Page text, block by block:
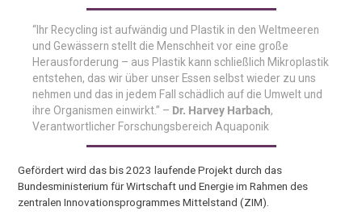
“Ihr Recycling ist aufwändig und Plastik in den Weltmeeren
und Gewässern stellt die Menschheit vor eine große
Herausforderung – aus Plastik kann schließlich Mikroplastik
entstehen, das wir über unser Essen selbst wieder zu uns
nehmen und das in jedem Fall schädlich auf die Umwelt und
ihre Organismen einwirkt.” – Dr. Harvey Harbach,
Verantwortlicher Forschungsbereich Aquaponik
Gefördert wird das bis 2023 laufende Projekt durch das
Bundesministerium für Wirtschaft und Energie im Rahmen des
zentralen Innovationsprogrammes Mittelstand (ZIM).